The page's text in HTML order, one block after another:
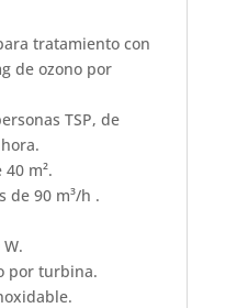
tratamiento con
de ozono por
TSP, de
m².
de 90 m³/h .
por turbina.